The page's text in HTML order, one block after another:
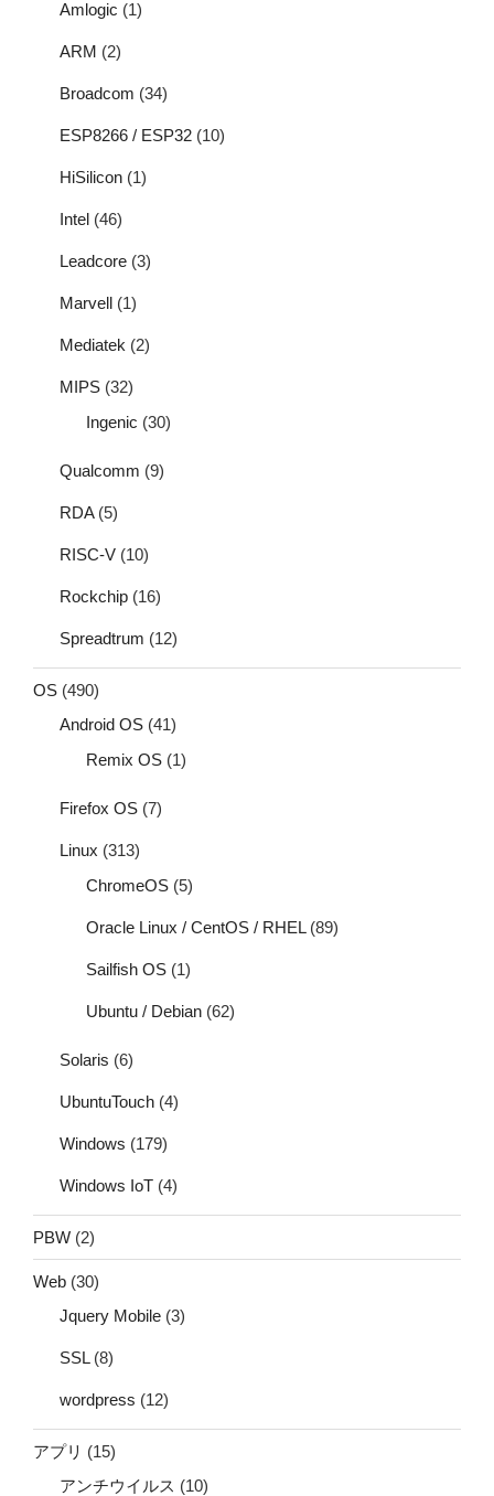
Amlogic (1)
ARM (2)
Broadcom (34)
ESP8266 / ESP32 (10)
HiSilicon (1)
Intel (46)
Leadcore (3)
Marvell (1)
Mediatek (2)
MIPS (32)
Ingenic (30)
Qualcomm (9)
RDA(5)
RISC-V (10)
Rockchip (16)
Spreadtrum (12)
OS (490)
Android OS (41)
Remix OS (1)
Firefox OS (7)
Linux (313)
ChromeOS (5)
Oracle Linux / CentOS / RHEL(89)
Sailfish OS (1)
Ubuntu / Debian (62)
Solaris (6)
UbuntuTouch (4)
Windows (179)
Windows IoT (4)
PBW (2)
Web (30)
Jquery Mobile (3)
SSL(8)
wordpress (12)
アプリ (15)
アンチウイルス (10)